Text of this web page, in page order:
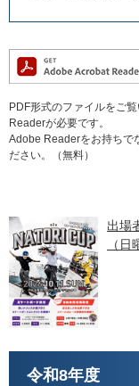
PDF形式のファイルをご
Readerが必要です。
Adobe Readerをお持ちで
ださい。（無料）
出場
（
令和8年度